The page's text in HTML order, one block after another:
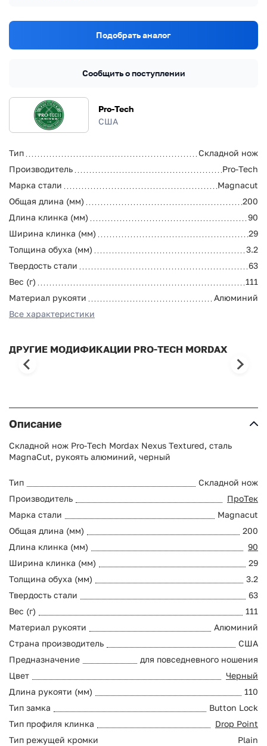
Pro-Tech
США
Тип
Складной нож
Производитель
Pro-Tech
Марка стали
Magnacut
Общая длина (мм)
200
Длина клинка (мм)
90
Ширина клинка (мм)
29
Толщина обуха (мм)
3.2
Твердость стали
63
Вес (г)
111
Материал рукояти
Алюминий
Все характеристики
Подобрать аналог
Сообщить о поступлении
ДРУГИЕ МОДИФИКАЦИИ PRO-TECH MORDAX
Описание
Складной нож Pro-Tech Mordax Nexus Textured, сталь
MagnaCut, рукоять алюминий, черный
Тип
Складной нож
Производитель
ПроТек
Марка стали
Magnacut
Общая длина (мм)
200
Длина клинка (мм)
90
Ширина клинка (мм)
29
Толщина обуха (мм)
3.2
Твердость стали
63
Вес (г)
111
Материал рукояти
Алюминий
Страна производитель
США
Предназначение
для повседневного ношения
Цвет
Черный
Длина рукояти (мм)
110
Тип замка
Button Lock
Тип профиля клинка
Drop Point
Тип режущей кромки
Plain